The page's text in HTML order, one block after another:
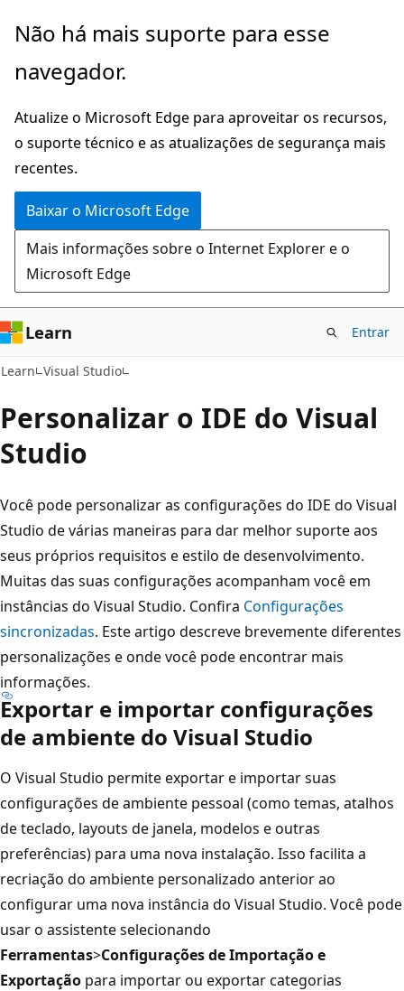
Pular
o
principal
Não há mais suporte para esse
navegador.
Atualize o Microsoft Edge para aproveitar os recursos,
o suporte técnico e as atualizações de segurança mais
recentes.
Baixar o Microsoft Edge
Mais informações sobre o Internet Explorer e o
Microsoft Edge
Learn Entrar
Learn Visual Studio
Personalizar o IDE do Visual
Studio
Você pode personalizar as configurações do IDE do Visual
Studio de várias maneiras para dar melhor suporte aos
seus próprios requisitos e estilo de desenvolvimento.
Muitas das suas configurações acompanham você em
instâncias do Visual Studio. Confira Configurações
sincronizadas. Este artigo descreve brevemente diferentes
personalizações e onde você pode encontrar mais
informações.
Exportar e importar configurações
de ambiente do Visual Studio
O Visual Studio permite exportar e importar suas
configurações de ambiente pessoal (como temas, atalhos
de teclado, layouts de janela, modelos e outras
preferências) para uma nova instalação. Isso facilita a
recriação do ambiente personalizado anterior ao
configurar uma nova instância do Visual Studio. Você pode
usar o assistente selecionando
Ferramentas>Configurações de Importação e
Exportação para importar ou exportar categorias